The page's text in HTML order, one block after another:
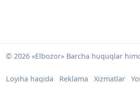
© 2026 «Elbozor» Barcha huquqlar
Loyiha haqida Reklama Xizmatlar